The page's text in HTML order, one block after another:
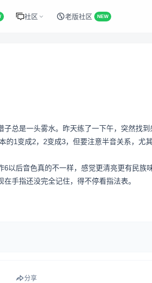
社区 老版社区 NEW
总是一头雾水。昨天练了一下午，突然找
1变成2，2变成3，但要注意半音关系，尤
以后音色真的不一样，感觉更清亮更有民族
手指还没完全记住，得不停看指法表。
分享